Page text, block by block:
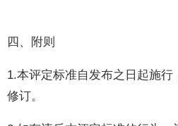
四、附则
1.本评定标准自发布之日起施
修订。